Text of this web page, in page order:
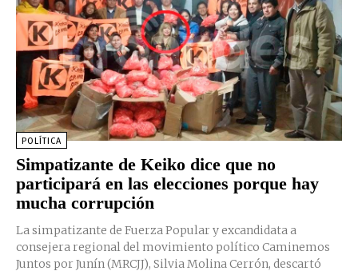
POLÍTICA
Simpatizante de Keiko dice que no
participará en las elecciones porque hay
mucha corrupción
La simpatizante de Fuerza Popular y excandidata a
consejera regional del movimiento político Caminemos
Juntos por Junín (MRCJJ), Silvia Molina Cerrón, descartó